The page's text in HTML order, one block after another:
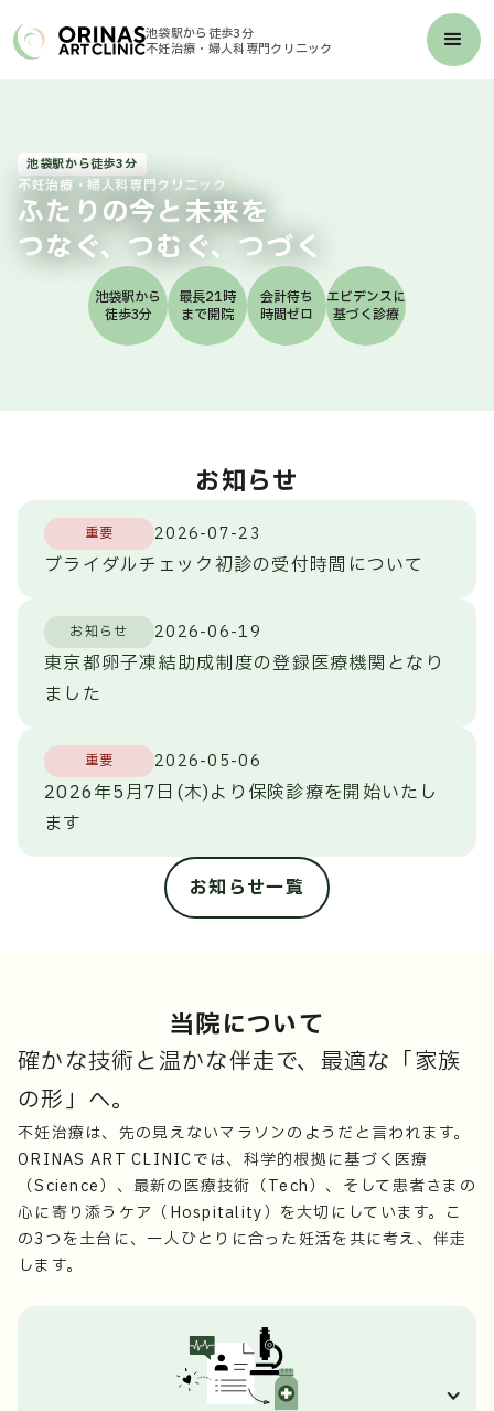
池袋駅から徒歩3分
不妊治療・婦人科専門クリニック
池袋駅から徒歩3分
不妊治療・婦人科専門クリニック
ふたりの今と未来を
つなぐ、つむぐ、つづく
池袋駅から
徒歩3分
最長21時
まで開院
会計待ち
時間ゼロ
エビデンスに
基づく診療
お知らせ
重要 2026-07-23
ブライダルチェック初診の受付時間について
お知らせ 2026-06-19
東京都卵子凍結助成制度の登録医療機関となり
ました
重要 2026-05-06
2026年5月7日(木)より保険診療を開始いたし
ます
お知らせ一覧
当院について
確かな技術と温かな伴走で、最適な「家族
の形」へ。
不妊治療は、先の見えないマラソンのようだと言われます。
ORINAS ART CLINICでは、科学的根拠に基づく医療
（Science）、最新の医療技術（Tech）、そして患者さまの
心に寄り添うケア（Hospitality）を大切にしています。こ
の3つを土台に、一人ひとりに合った妊活を共に考え、伴走
します。